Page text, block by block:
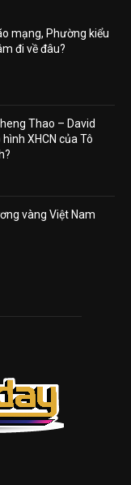
mạng, Phường kiểu
đi về đâu?
Thao – David
XHCN của Tô
vàng Việt Nam